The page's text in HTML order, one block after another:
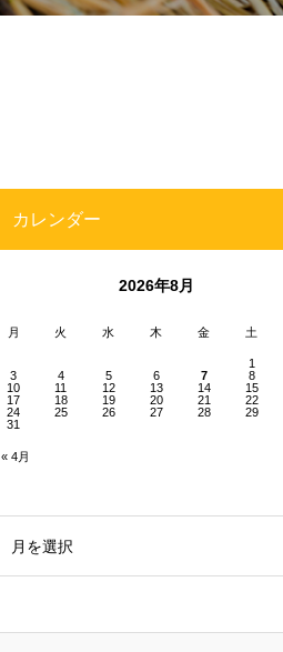
カレンダー
2026年8月
月 火 水 木 金 土
« 4月
1
3
4 5 6 7 8
10
11 12 13 14 15
17
18 19 20 21 22
24
25 26 27 28 29
31
月を選択